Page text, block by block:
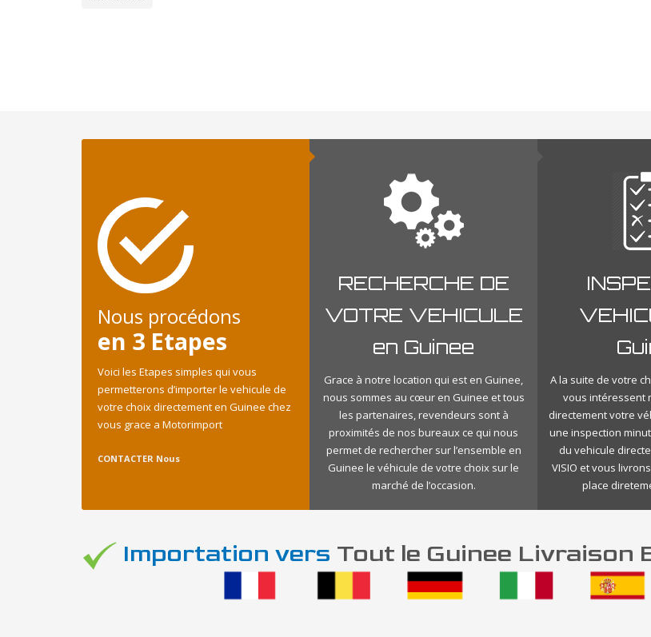
Nous procédons
en 3 Etapes
Voici les Etapes simples qui vous
permetterons d’importer le vehicule de
votre choix directement en Guinee chez
vous grace a Motorimport
CONTACTER Nous
RECHERCHE DE
VOTRE VEHICULE
en Guinee
Grace à notre location qui est en Guinee,
nous sommes au cœur en Guinee et tous
les partenaires, revendeurs sont à
proximités de nos bureaux ce qui nous
permet de rechercher sur l’ensemble en
Guinee le véhicule de votre choix sur le
marché de l’occasion.
A la suite de votre
vous intéressent
directement votre
une inspection
du vehicule
VISIO et vous
place
Importation vers Tout le Guinee Livraison